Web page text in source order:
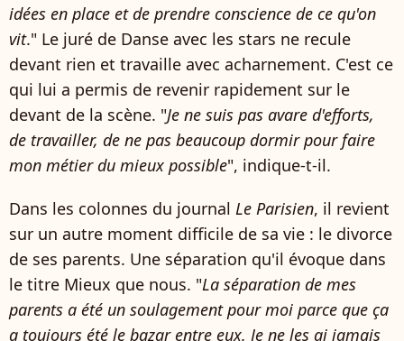
idées en place et de prendre conscience de ce qu'on
vit." Le juré de Danse avec les stars ne recule
devant rien et travaille avec acharnement. C'est ce
qui lui a permis de revenir rapidement sur le
devant de la scène. "Je ne suis pas avare d'efforts,
de travailler, de ne pas beaucoup dormir pour faire
mon métier du mieux possible", indique-t-il.
Dans les colonnes du journal Le Parisien, il revient
sur un autre moment difficile de sa vie : le divorce
de ses parents. Une séparation qu'il évoque dans
le titre Mieux que nous. "La séparation de mes
parents a été un soulagement pour moi parce que ça
a toujours été le bazar entre eux. Je ne les ai jamais